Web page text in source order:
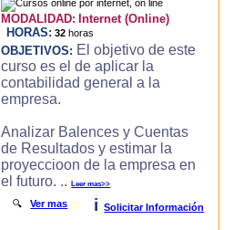
MODALIDAD: Internet (Online)
HORAS: 32 horas
OBJETIVOS: El objetivo de este
curso es el de aplicar la
contabilidad general a la
empresa.
Analizar Balences y Cuentas
de Resultados y estimar la
proyeccioon de la empresa en
el futuro. ..Leer mas>>
🔍Ver mas i Solicitar Información